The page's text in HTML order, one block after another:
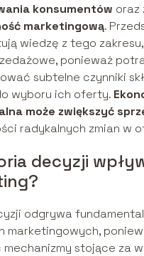
konsumentów oraz
marketingową.
wiedzę z tego
ponieważ
subtelne czynniki
wyboru ich oferty.
może zwiększyć
radykalnych zmian w
decyzji
odgrywa
marketingowych,
mechanizmy stojące za